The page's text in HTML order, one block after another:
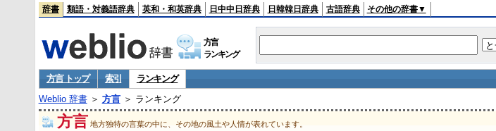
辞書 類語・対義語辞典 英和・和英辞典 日中中日辞典 日韓韓日辞典 古語辞典 その他の辞書▼
方言
ランキング
方言 トップ 索引
ランキング
Weblio 辞書＞ 方言＞ ランキング
方言 地方独特の言葉の中に、その地の風土や人情が表れています。